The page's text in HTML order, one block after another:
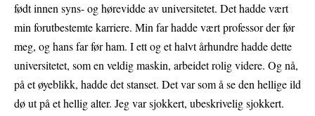
født innen syns- og hørevidde av universitetet. Det hadde vært
min forutbestemte karriere. Min far hadde vært professor der før
meg, og hans far før ham. I ett og et halvt århundre hadde dette
universitetet, som en veldig maskin, arbeidet rolig videre. Og nå,
på et øyeblikk, hadde det stanset. Det var som å se den hellige ild
dø ut på et hellig alter. Jeg var sjokkert, ubeskrivelig sjokkert.